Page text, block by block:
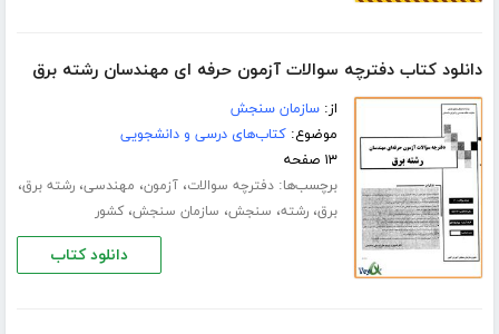
دانلود کتاب دفترچه سوالات آزمون حرفه ای مهندسان رشته برق
از:سازمان سنجش
موضوع:کتاب‌های درسی و دانشجویی
۱۳ صفحه
برچسب‌ها:دفترچه سوالات،آزمون، مهندسی،رشته برق،
برق،رشته، سنجش، سازمان سنجش،کشور
دانلود کتاب